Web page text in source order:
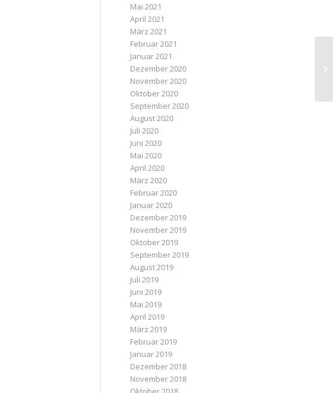
Mai 2021
April 2021
März 2021
Februar 2021
Januar 2021
Dezember 2020
November 2020
Oktober 2020
September 2020
August 2020
Juli 2020
Juni 2020
Mai 2020
April 2020
März 2020
Februar 2020
Januar 2020
Dezember 2019
November 2019
Oktober 2019
September 2019
August 2019
Juli 2019
Juni 2019
Mai 2019
April 2019
März 2019
Februar 2019
Januar 2019
Dezember 2018
November 2018